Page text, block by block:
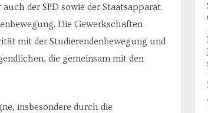
der SPD sowie der Staatsapparat.
Die Gewerkschaften
mit der Studierendenbewegung und
die gemeinsam mit den
insbesondere durch die